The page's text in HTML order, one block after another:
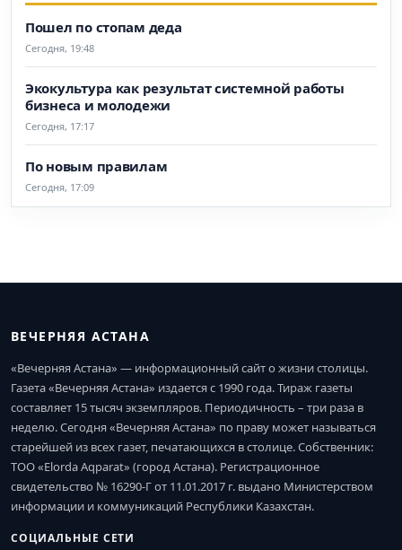
Пошел по стопам деда
Сегодня, 19:48
Экокультура как результат системной работы
бизнеса и молодежи
Сегодня, 17:17
По новым правилам
Сегодня, 17:09
ВЕЧЕРНЯЯ АСТАНА
«Вечерняя Астана» — информационный сайт о жизни столицы.
Газета «Вечерняя Астана» издается с 1990 года. Тираж газеты
составляет 15 тысяч экземпляров. Периодичность – три раза в
неделю. Сегодня «Вечерняя Астана» по праву может называться
старейшей из всех газет, печатающихся в столице. Собственник:
ТОО «Elorda Aqparat» (город Астана). Регистрационное
свидетельство № 16290-Г от 11.01.2017 г. выдано Министерством
информации и коммуникаций Республики Казахстан.
СОЦИАЛЬНЫЕ СЕТИ